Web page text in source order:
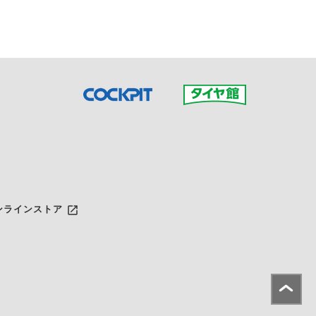
ラインストア launch